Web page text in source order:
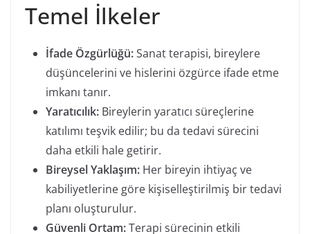
Temel İlkeler
İfade Özgürlüğü:Sanat terapisi, bireylere
düşüncelerini ve hislerini özgürce ifade etme
imkanı tanır.
Yaratıcılık: Bireylerin yaratıcı süreçlerine
katılımı teşvik edilir; bu da tedavi sürecini
daha etkili hale getirir.
Bireysel Yaklaşım: Her bireyin ihtiyaç ve
kabiliyetlerine göre kişiselleştirilmiş bir tedavi
planı oluşturulur.
Güvenli Ortam:Terapi sürecinin etkili